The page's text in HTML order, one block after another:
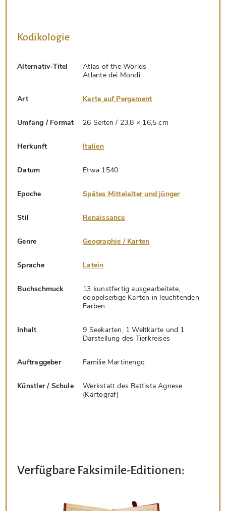
Kodikologie
Alternativ-Titel
Atlas of the Worlds
Atlante dei Mondi
Art Karte auf Pergament
Umfang / Format 26 Seiten / 23,8 × 16,5 cm
Herkunft Italien
Datum Etwa 1540
Epoche Spätes Mittelalter und jünger
Stil Renaissance
Genre Geographie / Karten
Sprache Latein
Buchschmuck
13 kunstfertig ausgearbeitete,
doppelseitige Karten in leuchtenden
Farben
Inhalt
9 Seekarten, 1 Weltkarte und 1
Darstellung des Tierkreises
Auftraggeber Familie Martinengo
Künstler / Schule
Werkstatt des Battista Agnese
(Kartograf)
Verfügbare Faksimile-Editionen: